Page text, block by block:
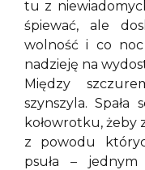
tu z
śpiewać, ale
wolność i co
nadzieję na
Między
szynszyla. Spała
kołowrotku, żeby
z powodu
psuła – jednym